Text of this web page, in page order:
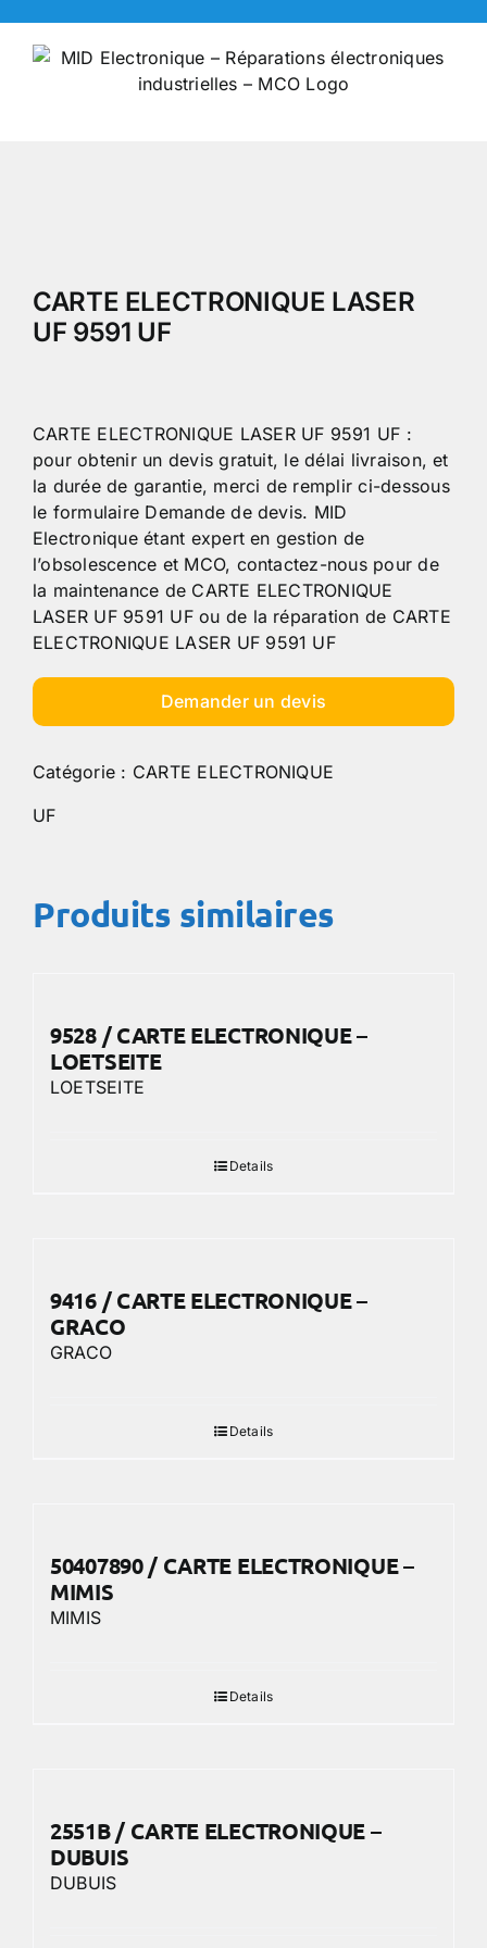
content
CARTE ELECTRONIQUE LASER
UF 9591 UF
CARTE ELECTRONIQUE LASER UF 9591 UF :
pour obtenir un devis gratuit, le délai livraison, et
la durée de garantie, merci de remplir ci-dessous
le formulaire Demande de devis. MID
Electronique étant expert en gestion de
l’obsolescence et MCO, contactez-nous pour de
la maintenance de CARTE ELECTRONIQUE
LASER UF 9591 UF ou de la réparation de CARTE
ELECTRONIQUE LASER UF 9591 UF
Demander un devis
Catégorie : CARTE ELECTRONIQUE
UF
Produits similaires
9528 / CARTE ELECTRONIQUE –
LOETSEITE
LOETSEITE
Details
9416 / CARTE ELECTRONIQUE –
GRACO
GRACO
Details
50407890 / CARTE ELECTRONIQUE –
MIMIS
MIMIS
Details
2551B / CARTE ELECTRONIQUE –
DUBUIS
DUBUIS